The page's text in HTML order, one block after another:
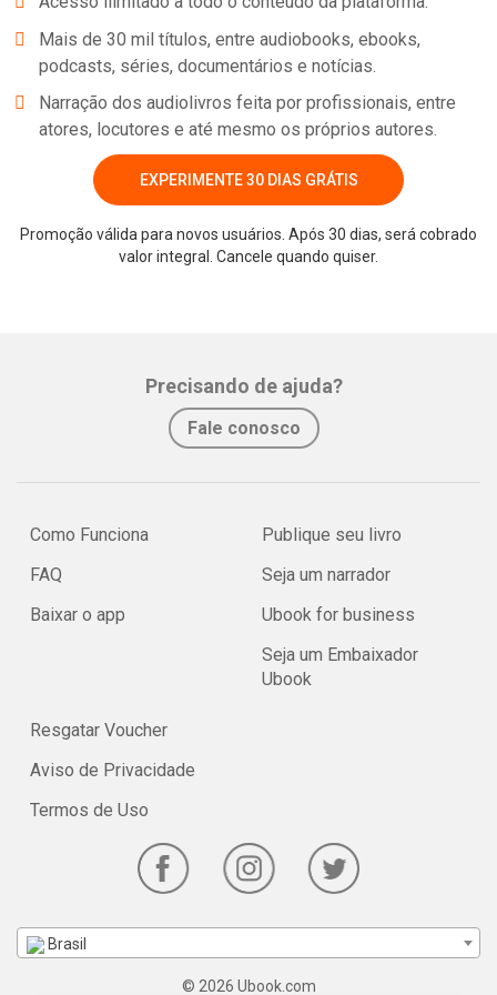
anos avançam, ele fica cada vez mais jovem, forte e ávido por
desbravar o mundo da forma peculiar que lhe foi proporcionada.
Com reflexões sobre vida e morte, família e afeto, e a fragilidade
da condição humana como um todo, O curioso caso de Benjamin
Button se tornou uma das histórias mais clássicas do consagrado
autor norte-americano F. Scott Fitzgerald.
Mais de 30 mil títulos, entre audiobooks, ebooks,
podcasts, séries, documentários e notícias.
Narração dos audiolivros feita por profissionais, entre
atores, locutores e até mesmo os próprios autores.
EXPERIMENTE 30 DIAS GRÁTIS
Promoção válida para novos usuários. Após 30 dias, será cobrado
valor integral. Cancele quando quiser.
Precisando de ajuda?
Fale conosco
Como Funciona
FAQ
Baixar o app
Publique seu livro
Seja um narrador
Ubook for business
Seja um Embaixador
Ubook
Resgatar Voucher
Aviso de Privacidade
Termos de Uso
Brasil
© 2026 Ubook.com